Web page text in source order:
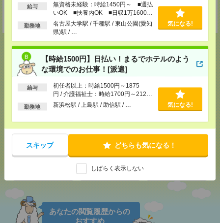
給与
無資格未経験：時給1450円～ ■週払
いOK ■扶養内OK ■日収1万1600円
以上
勤務地
名古屋大学駅 / 千種駅 / 東山公園(愛知
県)駅 / …
気になる!
【時給1500円】日払い！まるでホテルのよう
な環境でのお仕事！[派遣]
給与
初任者以上：時給1500円～1875
円 / 介護福祉士：時給1700円～2125
円 ■日払いOK
勤務地 新浜松駅 / 上島駅 / 助信駅 / … 気になる!
スキップ どちらも気になる！
しばらく表示しない
登録交通費
★今ならご来社登録でQUOカード2000円分をプレゼント中★
応募ページへ
気になる！ 電話応募
メール LINE で送る
あなたの閲覧履歴からの
おすすめ